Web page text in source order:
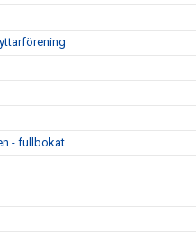
- fullbokat